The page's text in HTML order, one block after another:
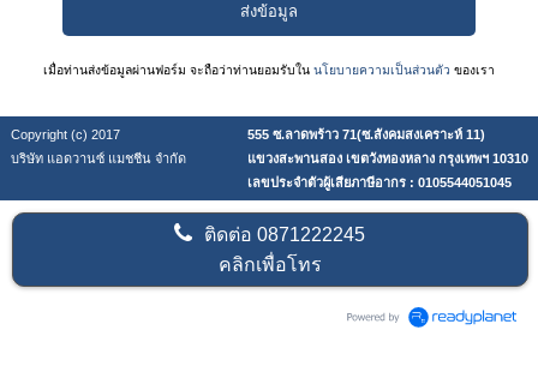
เมื่อท่านส่งข้อมูลผ่านฟอร์ม จะถือว่าท่านยอมรับในนโยบายความเป็นส่วนตัว ของเรา
Copyright (c) 2017
555 ซ.ลาดพร้าว 71(ซ.สังคมสงเคราะห์ 11)
บริษัท แอดวานซ์ แมชชีน จำกัด
แขวงสะพานสอง เขตวังทองหลาง กรุงเทพฯ 10310
เลขประจำตัวผู้เสียภาษีอากร : 0105544051045
ติดต่อ0871222245
คลิกเพื่อโทร